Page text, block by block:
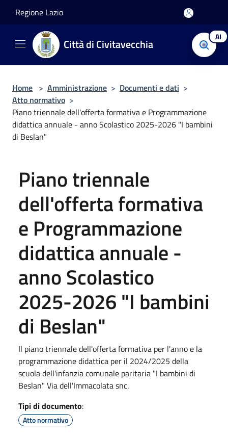
Regione Lazio
Città di Civitavecchia AI
Home > Amministrazione > Documenti e dati >
Atto normativo >
Piano triennale dell'offerta formativa e Programmazione
didattica annuale - anno Scolastico 2025-2026 "I bambini
di Beslan"
Piano triennale
dell'offerta formativa
e Programmazione
didattica annuale -
anno Scolastico
2025-2026 "I bambini
di Beslan"
Il piano triennale dell'offerta formativa per l'anno e la
programmazione didattica per il 2024/2025 della
scuola dell'infanzia comunale paritaria "I bambini di
Beslan" Via dell'Immacolata snc.
Tipi di documento:
Atto normativo